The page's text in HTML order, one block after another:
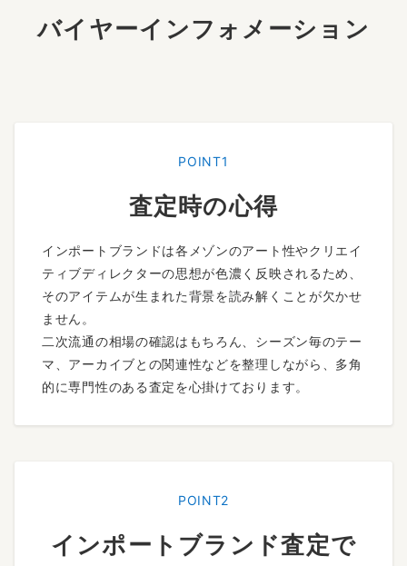
バイヤーインフォメーション
POINT1
査定時の心得
インポートブランドは各メゾンのアート性やクリエイ
ティブディレクターの思想が色濃く反映されるため、
そのアイテムが生まれた背景を読み解くことが欠かせ
ません。
二次流通の相場の確認はもちろん、シーズン毎のテー
マ、アーカイブとの関連性などを整理しながら、多角
的に専門性のある査定を心掛けております。
POINT2
インポートブランド査定で